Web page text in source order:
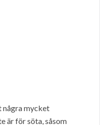
några mycket
är för söta, såsom